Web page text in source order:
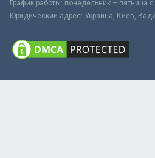
График работы: понедельник – пятница
Юридический адрес: Украина, Киев,